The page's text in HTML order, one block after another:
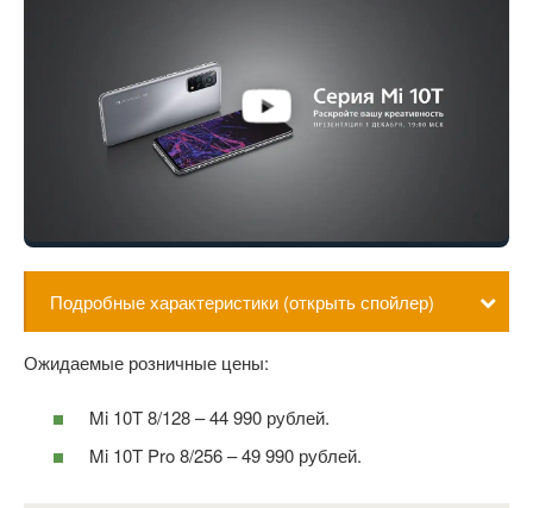
Подробные характеристики (открыть спойлер)
Ожидаемые розничные цены:
Mi 10T 8/128 – 44 990 рублей.
Mi 10T Pro 8/256 – 49 990 рублей.